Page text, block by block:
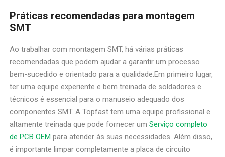
Práticas recomendadas para montagem
SMT
Ao trabalhar com montagem SMT, há várias práticas
recomendadas que podem ajudar a garantir um processo
bem-sucedido e orientado para a qualidade.Em primeiro lugar,
ter uma equipe experiente e bem treinada de soldadores e
técnicos é essencial para o manuseio adequado dos
componentes SMT. A Topfast tem uma equipe profissional e
altamente treinada que pode fornecer umServiço completo
de PCB OEM para atender às suas necessidades. Além disso,
é importante limpar completamente a placa de circuito